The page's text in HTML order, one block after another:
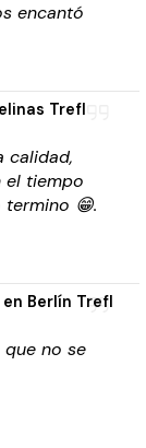
encantó
Trefl
calidad,
el tiempo
termino 😁.
Berlín Trefl
no se